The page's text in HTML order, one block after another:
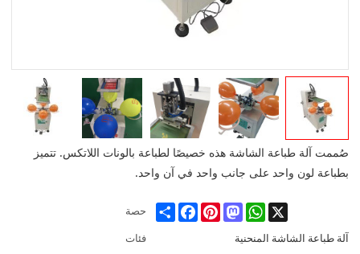
صُممت آلة طباعة الشاشة هذه خصيصًا لطباعة بالونات اللاتكس. تتميز
بطباعة لون واحد على جانب واحد في آن واحد.
حصة Share
FacebookPinterest
Mastodon
WhatsApp
X
فئات
آلة طباعة الشاشة المنحنية